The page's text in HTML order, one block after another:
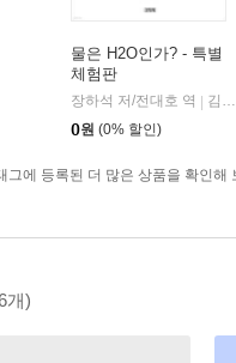
물은 H2O인가? - 특별
체험판
장하석 저/전대호 역 | 김영사
0원 (0% 할인)
그에 등록된 더 많은 상품을 확인해
개)